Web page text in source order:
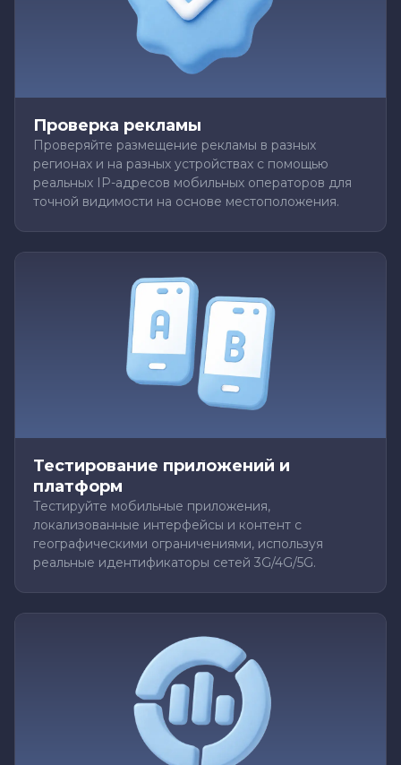
Проверка рекламы
Проверяйте размещение рекламы в разных
регионах и на разных устройствах с помощью
реальных IP-адресов мобильных операторов для
точной видимости на основе местоположения.
Тестирование приложений и
платформ
Тестируйте мобильные приложения,
локализованные интерфейсы и контент с
географическими ограничениями, используя
реальные идентификаторы сетей 3G/4G/5G.